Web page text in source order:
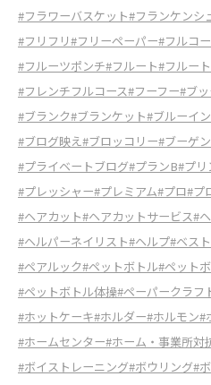
#フラワーバスケット#フランケンシ
#フリフリ#フリーペーパー#フルコ
#フルーツポンチ#フルート#フルー
#フレンチフルコース#フーフー#ブ
#ブランク#ブランケット#ブルーイ
#ブログ映え #ブロッコリー#ブーゲ
#プライベートブログ#プランB#プリ
#プレッシャー#プレミアム#プロ#プ
#ヘアカット#ヘアカットサービス#
#ヘルパーネイリスト#ヘルプ#ベス
#ペアルック#ペットボトル#ペット
#ペットボトル体操#ペーパークラフ
#ホットケーキ#ホルダー#ホルモン#
#ホームセンター#ホーム・事業所対
#ボイストレーニング#ボウリング#